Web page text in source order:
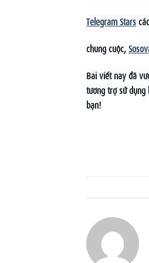
Telegram Stars
chung cuộc,
Bài viết này đã
tương trợ sử dụng
bạn!